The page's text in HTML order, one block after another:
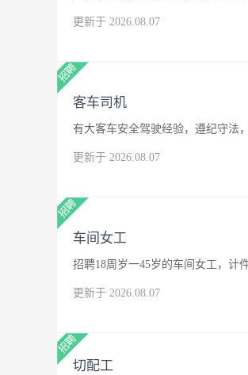
更新于 2026.08.07
客车司机
有大客车安全驾驶经验，遵纪守法
更新于 2026.08.07
车间女工
招聘18周岁一45岁的车间女工，计
更新于 2026.08.07
切配工